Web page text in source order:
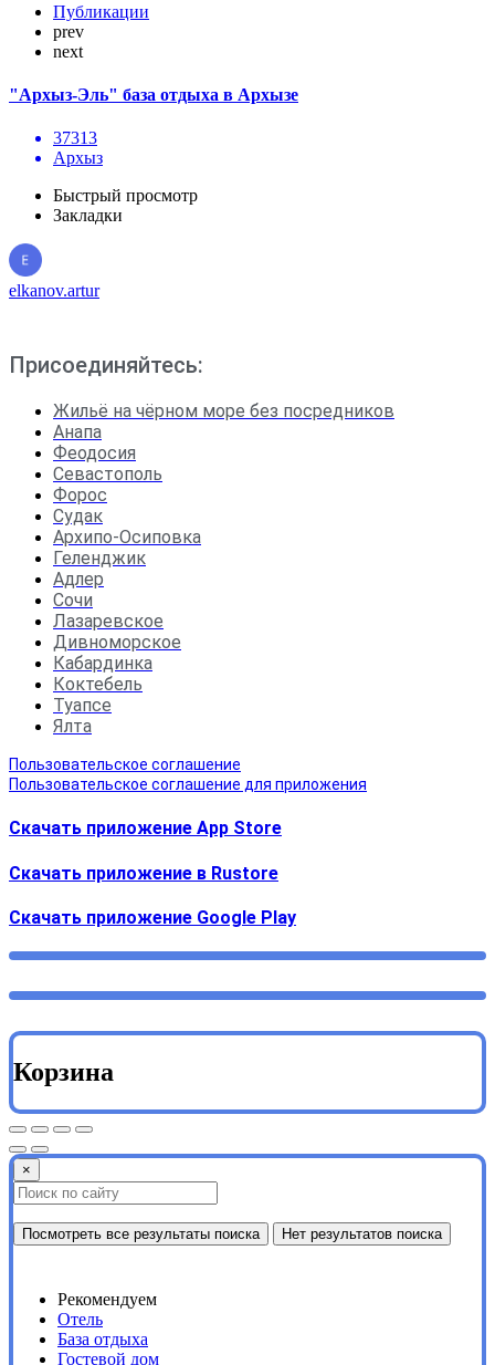
Публикации
prev
next
"Архыз-Эль" база отдыха в Архызе
37313
Архыз
Быстрый просмотр
Закладки
elkanov.artur
Присоединяйтесь:
Жильё на чёрном море без посредников
Анапа
Феодосия
Севастополь
Форос
Судак
Архипо-Осиповка
Геленджик
Адлер
Сочи
Лазаревское
Дивноморское
Кабардинка
Коктебель
Туапсе
Ялта
Пользовательское соглашение
Пользовательское соглашение для приложения
Скачать приложение App Store
Скачать приложение в Rustore
Cкачать приложение Google Play
Корзина
×
Посмотреть все результаты поиска Нет результатов поиска
Рекомендуем
Отель
База отдыха
Гостевой дом